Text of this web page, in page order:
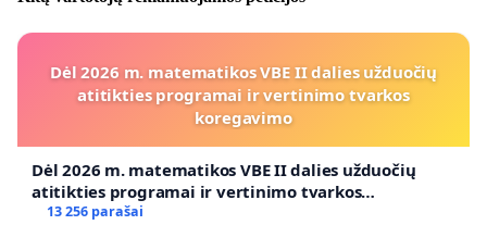
Dėl 2026 m. matematikos VBE II dalies užduočių
atitikties programai ir vertinimo tvarkos
koregavimo
Dėl 2026 m. matematikos VBE II dalies užduočių
atitikties programai ir vertinimo tvarkos
koregavimo
13 256 parašai